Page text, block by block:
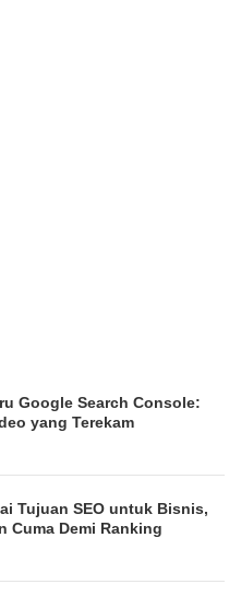
Google Search Console:
yang Terekam
Tujuan SEO untuk Bisnis,
Cuma Demi Ranking